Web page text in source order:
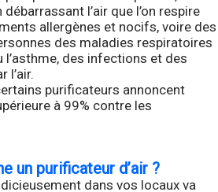
l’air que l’on respire
allergènes et nocifs, voire des
des maladies respiratoires
des infections et des
l’air.
purificateurs annoncent
à 99% contre les
un purificateur d’air ?
dans vos locaux va